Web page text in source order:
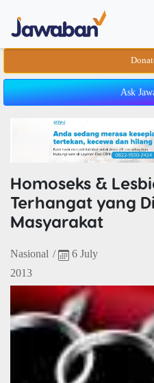
Ask
Homoseks &
Terhangat yang
Masyarakat
Nasional /
6 July
2013